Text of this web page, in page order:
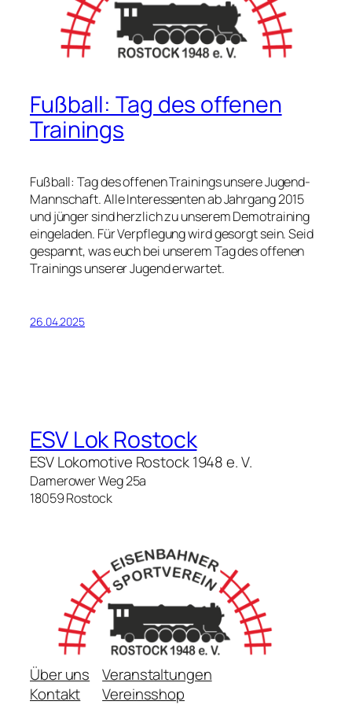
Fußball: Tag des offenen
Trainings
Fußball: Tag des offenen Trainings unsere Jugend-
Mannschaft. Alle Interessenten ab Jahrgang 2015
und jünger sind herzlich zu unserem Demotraining
eingeladen. Für Verpflegung wird gesorgt sein. Seid
gespannt, was euch bei unserem Tag des offenen
Trainings unserer Jugend erwartet.
26.04.2025
ESV Lok Rostock
ESV Lokomotive Rostock 1948 e. V.
Damerower Weg 25a
18059 Rostock
Über uns
Kontakt
Veranstaltungen
Vereinsshop